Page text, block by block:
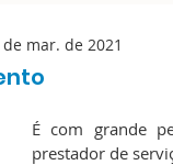
de HPE25
de mar. de 2021
É com grande
prestador de